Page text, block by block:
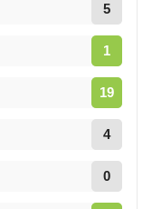
5
1
19
4
0